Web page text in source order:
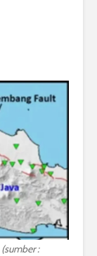
(sumber :